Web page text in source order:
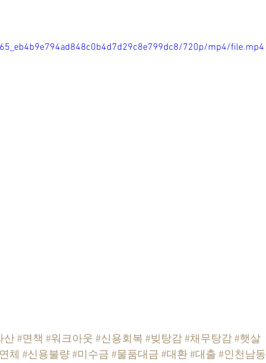
720p/mp4/file.mp4
산#면책 #워크아웃 #신용회복 #빚탕감#채무탕감#햇살
체 #신용불량#미수금 #물품대금 #대환#대출 #인천남동